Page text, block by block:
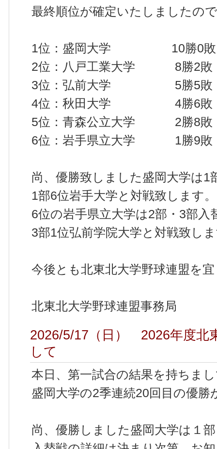
最終順位が確定いたしましたの
1位：盛岡大学 10勝0敗
2位：八戸工業大学 8勝2敗
3位：弘前大学 5勝5敗
4位：秋田大学 4勝6敗
5位：青森公立大学 2勝8敗
6位：岩手県立大学 1勝9敗
尚、優勝致しました盛岡大学は1
1部6位岩手大学と対戦致します。
6位の岩手県立大学は2部・3部入
3部1位弘前学院大学と対戦致し
今後とも北東北大学野球連盟を
北東北大学野球連盟事務局
2026/5/17（日） 2026年度北
して
本日、第一試合の結果を持ちま
盛岡大学の2季連続20回目の優勝
尚、優勝しました盛岡大学は１